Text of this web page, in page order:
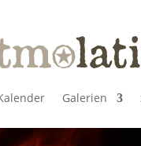
Galerien